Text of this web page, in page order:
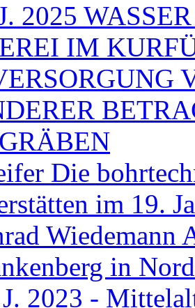
2025
IM
Die
im 19.
Wiedemann
in
2023 -